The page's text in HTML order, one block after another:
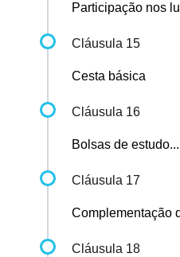
Participação nos
Cláusula 15
Cesta básica
Cláusula 16
Bolsas de estudo...
Cláusula 17
Complementação
Cláusula 18